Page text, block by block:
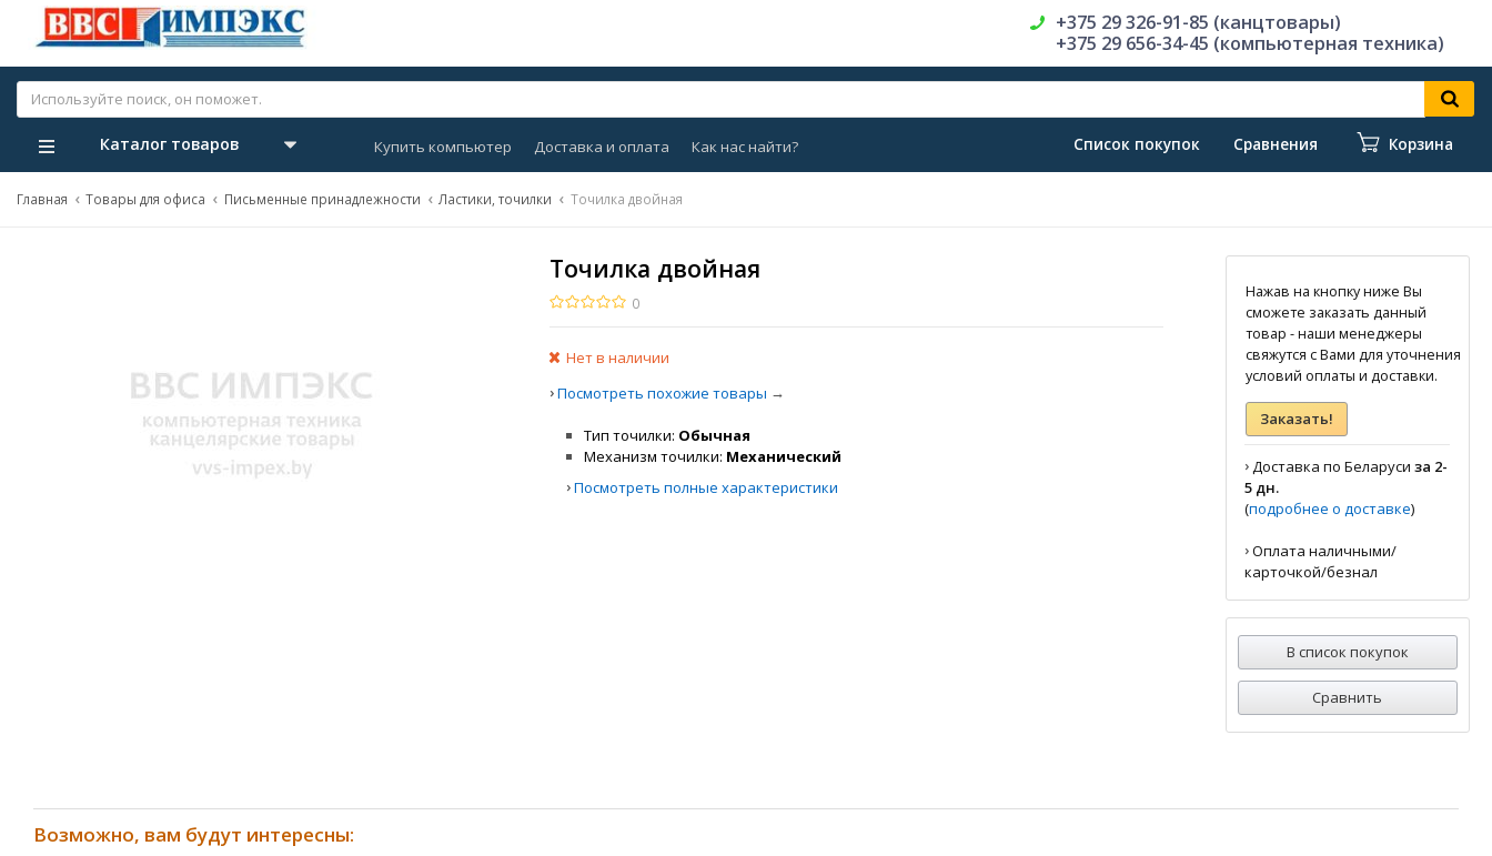
+375 29 326-91-85 (канцтовары)
+375 29 656-34-45 (компьютерная техника)
Каталог товаров Купить компьютер Доставка и оплата Как нас найти? Список покупок Сравнения Корзина
Главная Товары для офиса Письменные принадлежности Ластики, точилки Точилка двойная
Точилка двойная
0
Нет в наличии
›Посмотреть похожие товары →
Тип точилки Обычная
Механизм точилки Механический
›Посмотреть полные характеристики
Нажав на кнопку ниже Вы
сможете заказать данный
товар - наши менеджеры
свяжутся с Вами для уточнения
условий оплаты и доставки.
Заказать!
› Доставка по Беларусиза 2-
5 дн.
(подробнее о доставке)
›Оплата наличными/
карточкой/безнал
В список покупок
Сравнить
Возможно, вам будут интересны: